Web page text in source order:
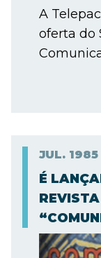
A
oferta do
JUL. 1985
É